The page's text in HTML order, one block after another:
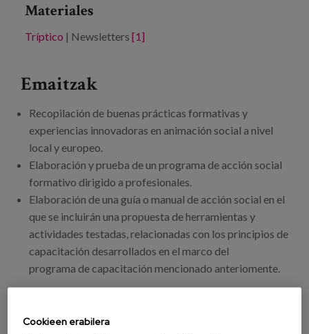
Materiales
Tríptico | Newsletters [1]
Emaitzak
Recopilación de buenas prácticas formativas y
experiencias innovadoras en animación social a nivel
local y europeo.
Elaboración y prueba de un programa de acción social
formativo dirigido a profesionales.
Elaboración de una guía o manual de acción social en el
que se incluirán una propuesta de herramientas y
actividades testadas, relacionadas con los principios de
capacitación desarrollados en el marco del
programa de capacitación mencionado anteriomente.
Partzuergoa
Cookieen erabilera